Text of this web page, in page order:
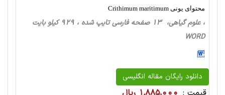
محتوای یونی Crithimum maritimum
، علوم گیاهی، 13 صفحه فارسی تایپ شده ، 929 کیلو بایت
WORD
دانلود رایگان مقاله انگلیسی